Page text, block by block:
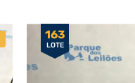
163
LOTE